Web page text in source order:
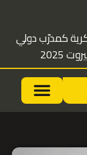
ومدرباً